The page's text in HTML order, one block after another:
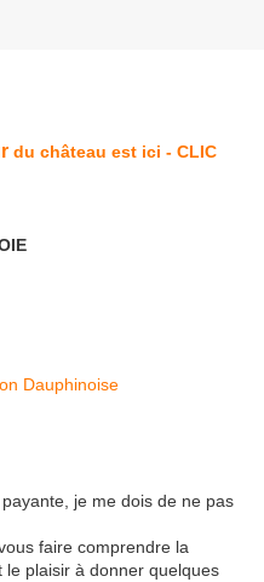
du château est ici - CLIC
je me dois de ne pas
faire comprendre la
plaisir à donner quelques